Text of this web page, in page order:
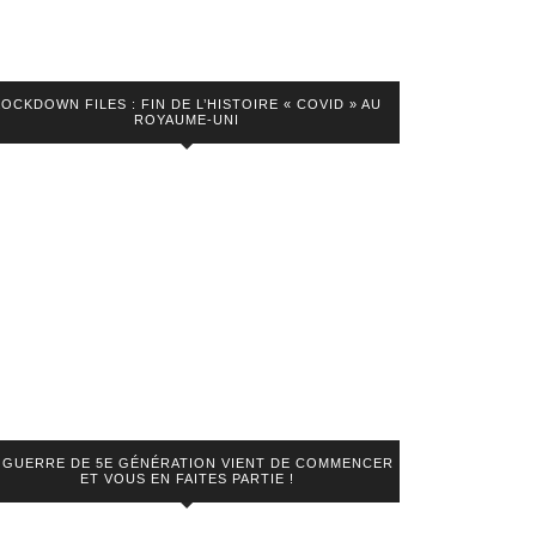
FILES : FIN DE L’HISTOIRE « COVID » AU
ROYAUME-UNI
GUERRE DE 5E GÉNÉRATION VIENT DE COMMENCER
ET VOUS EN FAITES PARTIE !